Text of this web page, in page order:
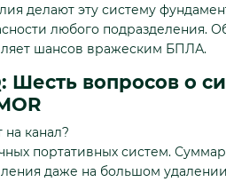
делают эту систему
любого подразделения.
шансов вражеским БПЛА.
Шесть вопросов о
канал?
портативных систем.
даже на большом